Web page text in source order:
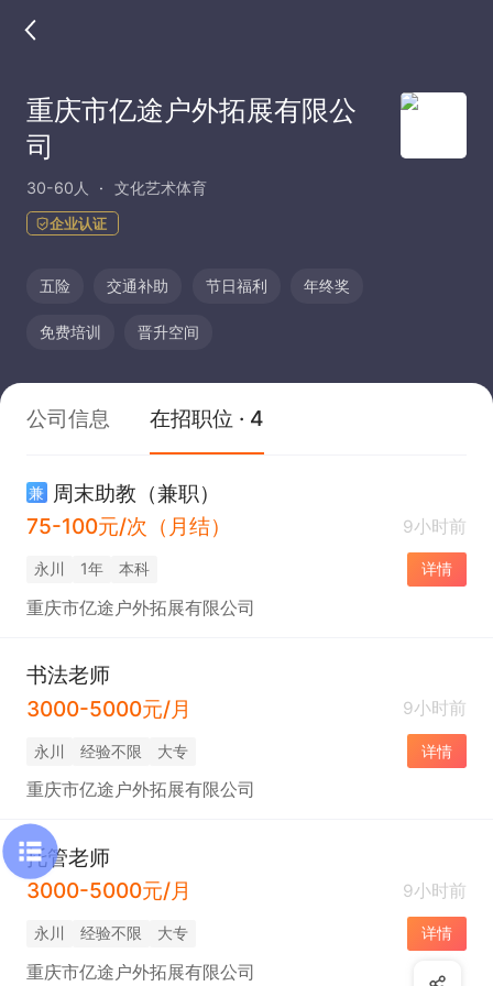
重庆市亿途户外拓展有限公
司
30-60人 文化艺术体育
企业认证
五险 交通补助 节日福利 年终奖
免费培训 晋升空间
公司信息 在招职位 · 4
兼 周末助教（兼职）
75-100元/次（月结）
9小时前
永川 1年 本科 详情
重庆市亿途户外拓展有限公司
书法老师
3000-5000元/月
9小时前
永川 经验不限 大专 详情
重庆市亿途户外拓展有限公司
托管老师
3000-5000元/月
9小时前
永川 经验不限 大专 详情
重庆市亿途户外拓展有限公司